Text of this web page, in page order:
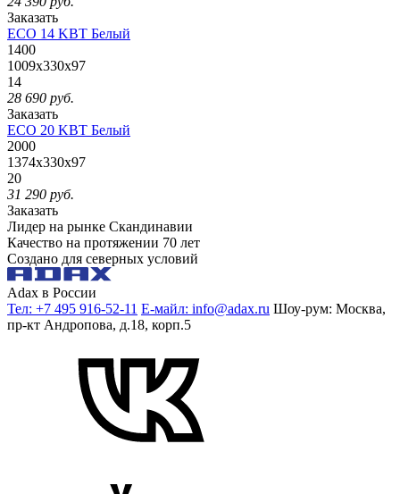
Заказать
ECO 14 KBT Белый
1400
1009x330x97
14
28 690 руб.
Заказать
ECO 20 KBT Белый
2000
1374x330x97
20
31 290 руб.
Заказать
Лидер на рынке Скандинавии
Качество на протяжении 70 лет
Создано для северных условий
Adax в России
Тел: +7 495 916-52-11 Е-майл: info@adax.ru Шоу-рум: Москва,
пр-кт Андропова, д.18, корп.5